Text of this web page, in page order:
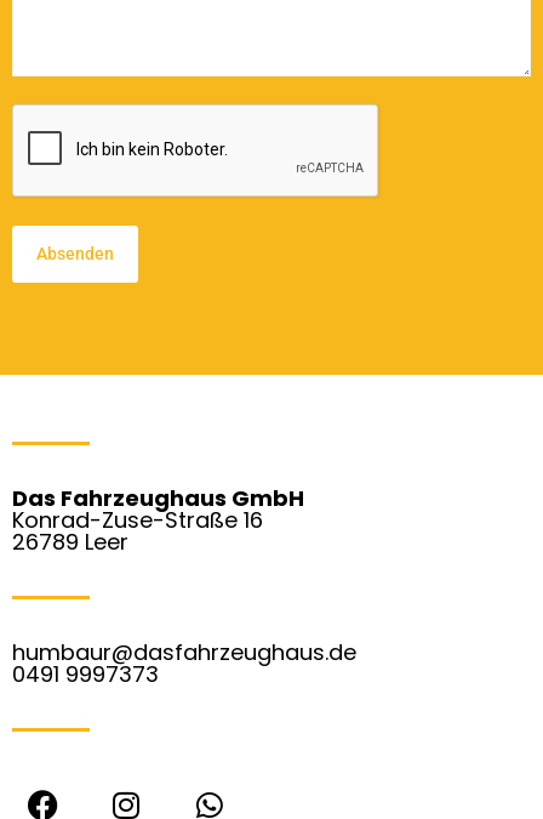
CAPTCHA
Das Fahrzeughaus GmbH
Konrad-Zuse-Straße 16
26789 Leer
humbaur@dasfahrzeughaus.de
0491 9997373
F I W